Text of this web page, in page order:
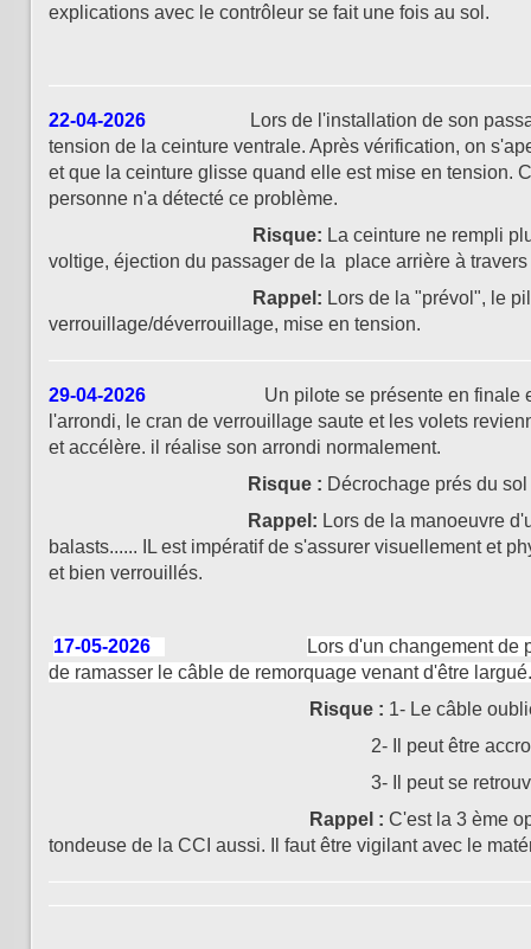
explications avec le contrôleur se fait une fois au sol.
22-04-2026 Lors de l'installation de son passager
tension de la ceinture ventrale. Après vérification, on
et que la ceinture glisse quand elle est mise en tension.
personne n'a détecté ce problème.
Risque: La ceinture ne rempli
voltige, éjection du passager de la place arrière à
Rappel: Lors de la "prévol", le
verrouillage/déverrouillage, mise en tension.
29-04-2026 Un pilote se présente en finale et sort
l'arrondi, le cran de verrouillage saute et les volets
et accélère. il réalise son arrondi normalement.
Risque : Décrochage prés du
Rappel: Lors de la manoeuvre
balasts...... IL est impératif de s'assurer visuellement et
et bien verrouillés.
17-05-2026
Lors d'un changement de
de ramasser le câble de remorquage venant d'être largué.
Risque : 1- Le câble
2- Il peut être accroché par un
3- Il peut se retrouver enroulé dans le
Rappel : C'est la 3 ème
tondeuse de la CCI aussi. Il faut être vigilant avec le